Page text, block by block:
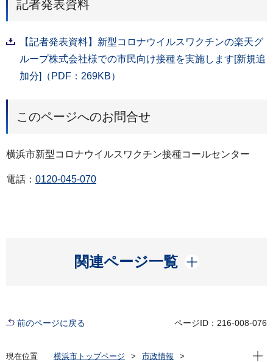
記者発表資料
【記者発表資料】新型コロナウイルスワクチンの楽天グ
ループ株式会社様での市民向け接種を実施します[新規追
加分]（PDF：269KB）
このページへのお問合せ
横浜市新型コロナウイルスワクチン接種コールセンター
電話： 0120-045-070
関連ページ一覧
開く
前のページに戻る ページID：216-008-076
現在位置 横浜市トップページ
市政情報
現在